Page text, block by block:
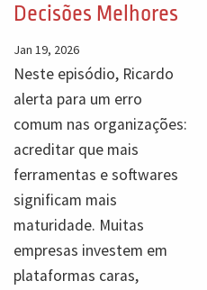
Decisões Melhores
Jan 19, 2026
Neste episódio, Ricardo
alerta para um erro
comum nas organizações:
acreditar que mais
ferramentas e softwares
significam mais
maturidade. Muitas
empresas investem em
plataformas caras,